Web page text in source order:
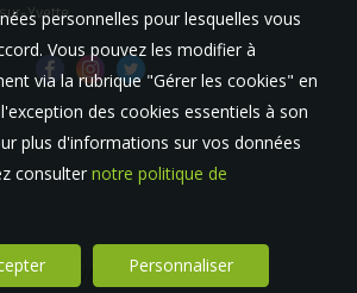
Yvette
personnelles pour lesquelles vous
Vous pouvez les modifier à
via la rubrique "Gérer les cookies" en
des cookies essentiels à son
plus d'informations sur vos données
consulter notre politique de
Personnaliser